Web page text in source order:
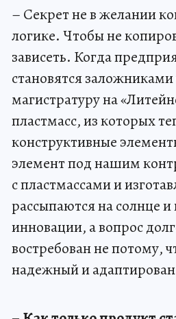
– Секрет не в желании
логике. Чтобы не
зависеть. Когда
становятся
магистратуру на
пластмасс, из которых
конструктивные
элемент под нашим
с пластмассами и
рассыпаются на солнце
инновации, а вопрос
востребован не
надежный и